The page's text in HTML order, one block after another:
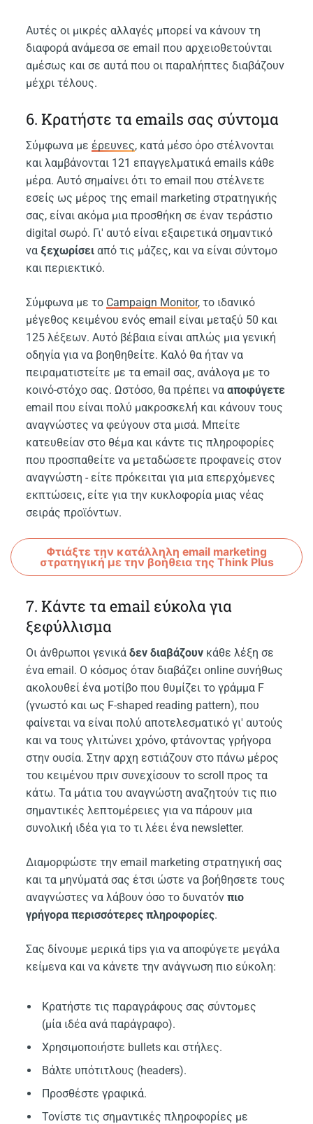
Αυτές οι μικρές αλλαγές μπορεί να κάνουν τη
διαφορά ανάμεσα σε email που αρχειοθετούνται
αμέσως και σε αυτά που οι παραλήπτες διαβάζουν
μέχρι τέλους.
6. Κρατήστε τα emails σας σύντομα
Σύμφωνα μεέρευνες, κατά μέσο όρο στέλνονται
και λαμβάνονται 121 επαγγελματικά emails κάθε
μέρα. Αυτό σημαίνει ότι το email που στέλνετε
εσείς ως μέρος της email marketing στρατηγικής
σας, είναι ακόμα μια προσθήκη σε έναν τεράστιο
digital σωρό. Γι' αυτό είναι εξαιρετικά σημαντικό
ναξεχωρίσει από τις μάζες, και να είναι σύντομο
και περιεκτικό.
Σύμφωνα με το Campaign Monitor, το ιδανικό
μέγεθος κειμένου ενός email είναι μεταξύ 50 και
125 λέξεων. Αυτό βέβαια είναι απλώς μια γενική
οδηγία για να βοηθηθείτε. Καλό θα ήταν να
πειραματιστείτε με τα email σας, ανάλογα με το
κοινό-στόχο σας. Ωστόσο, θα πρέπει νααποφύγετε
email που είναι πολύ μακροσκελή και κάνουν τους
αναγνώστες να φεύγουν στα μισά. Μπείτε
κατευθείαν στο θέμα και κάντε τις πληροφορίες
που προσπαθείτε να μεταδώσετε προφανείς στον
αναγνώστη - είτε πρόκειται για μια επερχόμενες
εκπτώσεις, είτε για την κυκλοφορία μιας νέας
σειράς προϊόντων.
Φτιάξτε την κατάλληλη email marketing
στρατηγική με την βοήθεια της Think Plus
7. Κάντε τα email εύκολα για
ξεφύλλισμα
Οι άνθρωποι γενικάδεν διαβάζουν κάθε λέξη σε
ένα email. Ο κόσμος όταν διαβάζει online συνήθως
ακολουθεί ένα μοτίβο που θυμίζει το γράμμα F
(γνωστό και ως F-shaped reading pattern), που
φαίνεται να είναι πολύ αποτελεσματικό γι' αυτούς
και να τους γλιτώνει χρόνο, φτάνοντας γρήγορα
στην ουσία. Στην αρχη εστιάζουν στο πάνω μέρος
του κειμένου πριν συνεχίσουν το scroll προς τα
κάτω. Τα μάτια του αναγνώστη αναζητούν τις πιο
σημαντικές λεπτομέρειες για να πάρουν μια
συνολική ιδέα για το τι λέει ένα newsletter.
Διαμορφώστε την email marketing στρατηγική σας
και τα μηνύματά σας έτσι ώστε να βοήθησετε τους
αναγνώστες να λάβουν όσο το δυνατόνπιο
γρήγορα περισσότερες πληροφορίες.
Σας δίνουμε μερικά tips για να αποφύγετε μεγάλα
κείμενα και να κάνετε την ανάγνωση πιο εύκολη:
Κρατήστε τις παραγράφους σας σύντομες
(μία ιδέα ανά παράγραφο).
Χρησιμοποιήστε bullets και στήλες.
Βάλτε υπότιτλους (headers).
Προσθέστε γραφικά.
Τονίστε τις σημαντικές πληροφορίες με